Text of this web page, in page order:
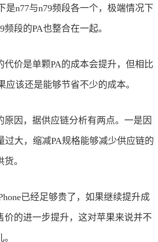
是n77与n79频段各一个，极端情况下
频段的PA也整合在一起。
代价是单颗PA的成本会提升，但相比
应该还是能够节省不少的成本。
原因，据供应链分析有两点。一是因
过大，缩减PA规格能够减少供应链的
。
已经足够贵了，如果继续提升成
价的进一步提升，这对苹果来说并不